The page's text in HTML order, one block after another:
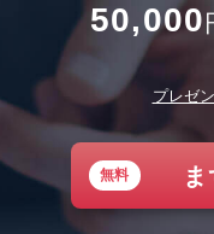
50,000
プレゼ
無料